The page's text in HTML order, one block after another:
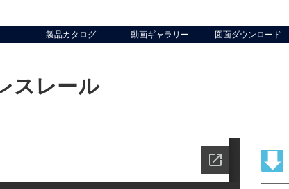
製品カタログ 動画ギャラリー 図面ダウンロード
スレール